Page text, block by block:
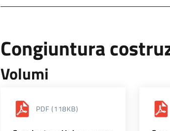
Congiuntura
Volumi
PDF (118KB)